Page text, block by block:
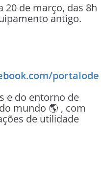
de março, das 8h
antigo.
portalode
e do entorno de
mundo 🌎 , com
de utilidade